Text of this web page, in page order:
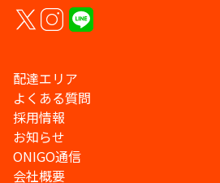
配達エリア
よくある質問
採用情報
お知らせ
ONIGO通信
会社概要